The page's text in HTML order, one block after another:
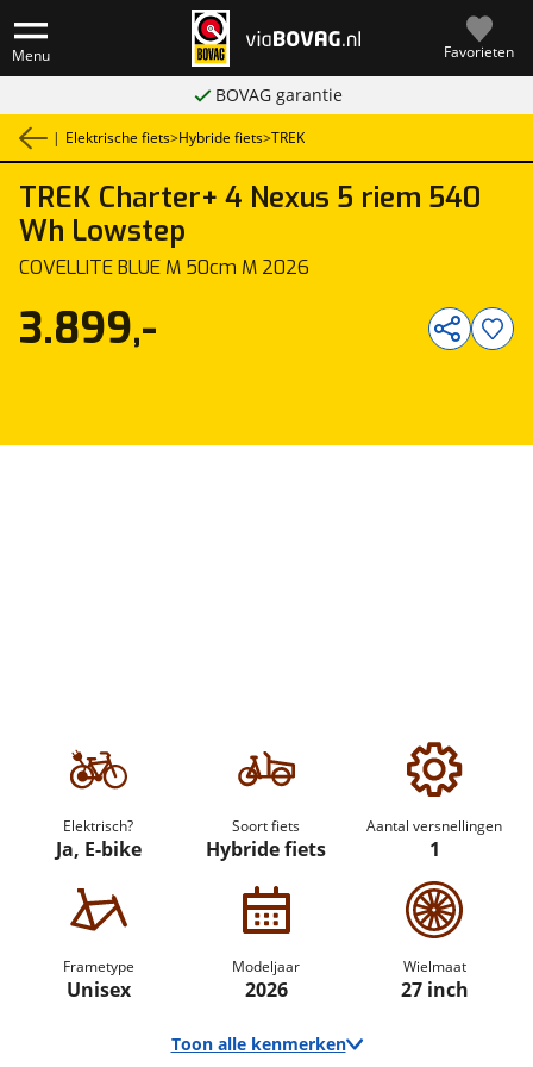
Menu Favorieten
BOVAG garantie
| Elektrische fiets>Hybride fiets>TREK
TREK Charter+ 4 Nexus 5 riem 540
Wh Lowstep
COVELLITE BLUE M 50cm M 2026
1/1
Elektrisch?
Ja, E-bike
Soort fiets
Hybride fiets
Aantal versnellingen
1
Frametype
Unisex
Modeljaar
2026
Wielmaat
27 inch
Toon alle kenmerken
3.899,-